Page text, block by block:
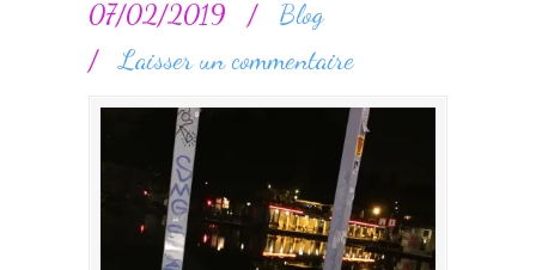
07/02/2019
/
Blog
/Laisser un commentaire